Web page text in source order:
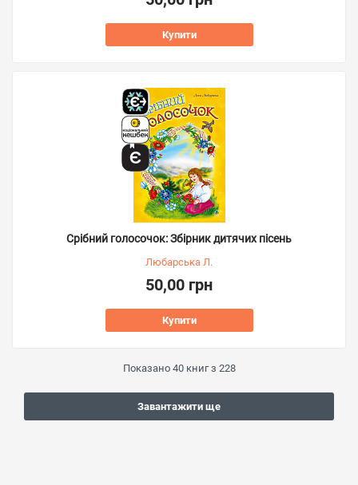
Купити
Срібний голосочок: Збірник дитячих пісень
Любарська Л.
50,00 грн
Купити
Показано 40книг з 228
Завантажити ще